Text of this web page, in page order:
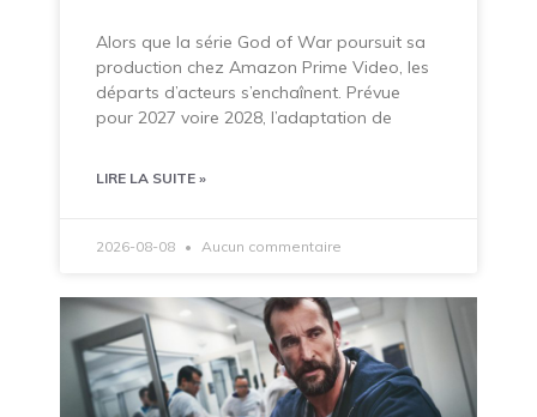
Alors que la série God of War poursuit sa
production chez Amazon Prime Video, les
départs d’acteurs s’enchaînent. Prévue
pour 2027 voire 2028, l’adaptation de
LIRE LA SUITE »
2026-08-08 Aucun commentaire